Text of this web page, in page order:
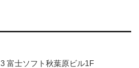
富士ソフト秋葉原ビル1F